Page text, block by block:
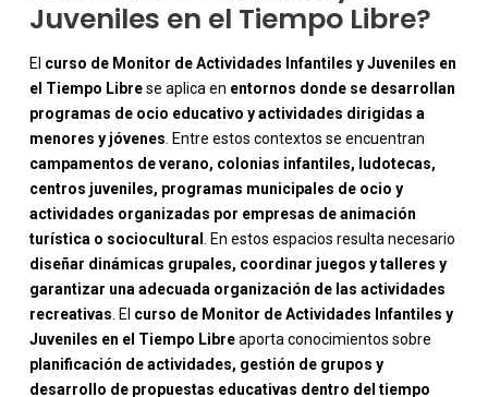
Juveniles en el Tiempo Libre?
El curso de Monitor de Actividades Infantiles y Juveniles en
el Tiempo Librese aplica en entornos donde se desarrollan
programas de ocio educativo y actividades dirigidas a
menores y jóvenes . Entre estos contextos se encuentran
campamentos de verano, colonias infantiles, ludotecas,
centros juveniles, programas municipales de ocio y
actividades organizadas por empresas de animación
turística o sociocultural
. En estos espacios resulta necesario
diseñar dinámicas grupales, coordinar juegos y talleres y
garantizar una adecuada organización de las actividades
recreativas . El curso de Monitor de Actividades Infantiles y
Juveniles en el Tiempo Libreaporta conocimientos sobre
planificación de actividades, gestión de grupos y
desarrollo de propuestas educativas dentro del tiempo
-